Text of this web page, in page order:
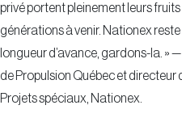
privé portent pleinement leurs
générations à venir. Nationex
longueur d’avance, gardons-la. »
de Propulsion Québec et directeur
Projets spéciaux, Nationex.